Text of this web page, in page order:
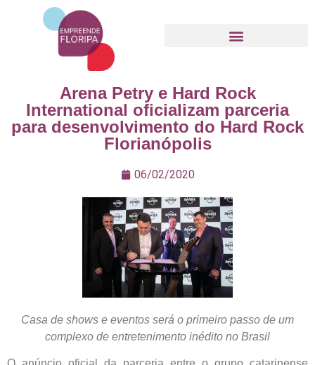
Arena Petry e Hard Rock
International oficializam parceria
para desenvolvimento do Hard Rock
Florianópolis
06/02/2020
Casa de shows e eventos será o primeiro passo de um
complexo de entretenimento inédito no Brasil